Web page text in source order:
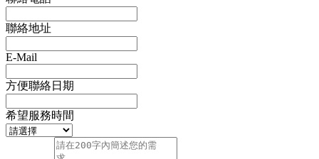
聯絡地址
E-Mail
方便聯絡日期
希望服務時間